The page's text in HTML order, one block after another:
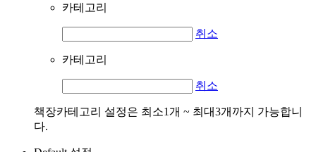
카테고리
취소
카테고리
취소
책장카테고리 설정은 최소1개 ~ 최대3개까지 가능합니
다.